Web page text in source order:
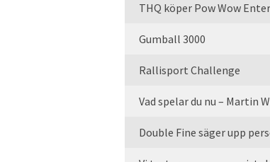
THQ köper Pow Wow
Gumball 3000
Rallisport Challenge
Vad spelar du nu – Martin
Double Fine säger upp